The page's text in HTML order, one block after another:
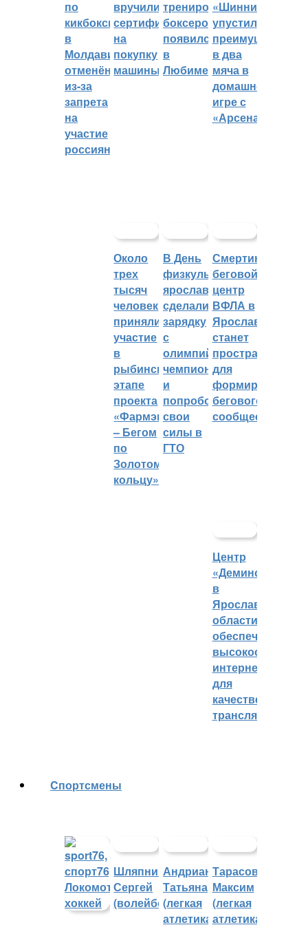
по
кикбоксингу
в
Молдавии
отменён
из-за
запрета
на
участие
россиян
вручили
сертификат
на
покупку
машины
тренировок
боксеров
появился
в
Любиме
«Шинник»
упустил
преимущество
в два
мяча в
домашней
игре с
«Арсеналом»
Около
трех
тысяч
человек
приняли
участие
в
рыбинском
этапе
проекта
«Фармэко
– Бегом
по
Золотому
кольцу»
В День
физкультурника
ярославцы
сделали
зарядку
с
олимпийским
чемпионом
и
попробовали
свои
силы в
ГТО
Смертин:
беговой
центр
ВФЛА в
Ярославле
станет
пространством
для
формирования
бегового
сообщества
Центр
«Демино»
в
Ярославской
области
обеспечивают
интернетом
для
качественных
трансляций
Cпортсмены
Шляпников
Сергей
(волейбол)
Андрианова
Татьяна
(легкая
атлетика)
Тарасов
Максим
(легкая
атлетика)